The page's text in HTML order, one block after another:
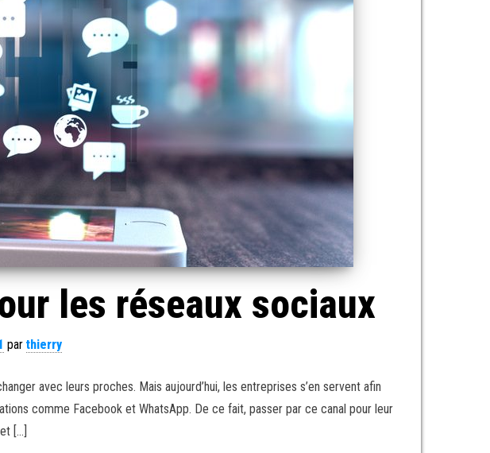
les réseaux sociaux
par thierry
avec leurs proches. Mais aujourd’hui, les entreprises s’en servent afin
comme Facebook et WhatsApp. De ce fait, passer par ce canal pour leur
[…]